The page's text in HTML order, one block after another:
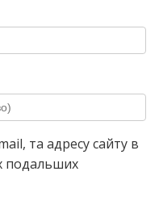
та адресу сайту в
подальших